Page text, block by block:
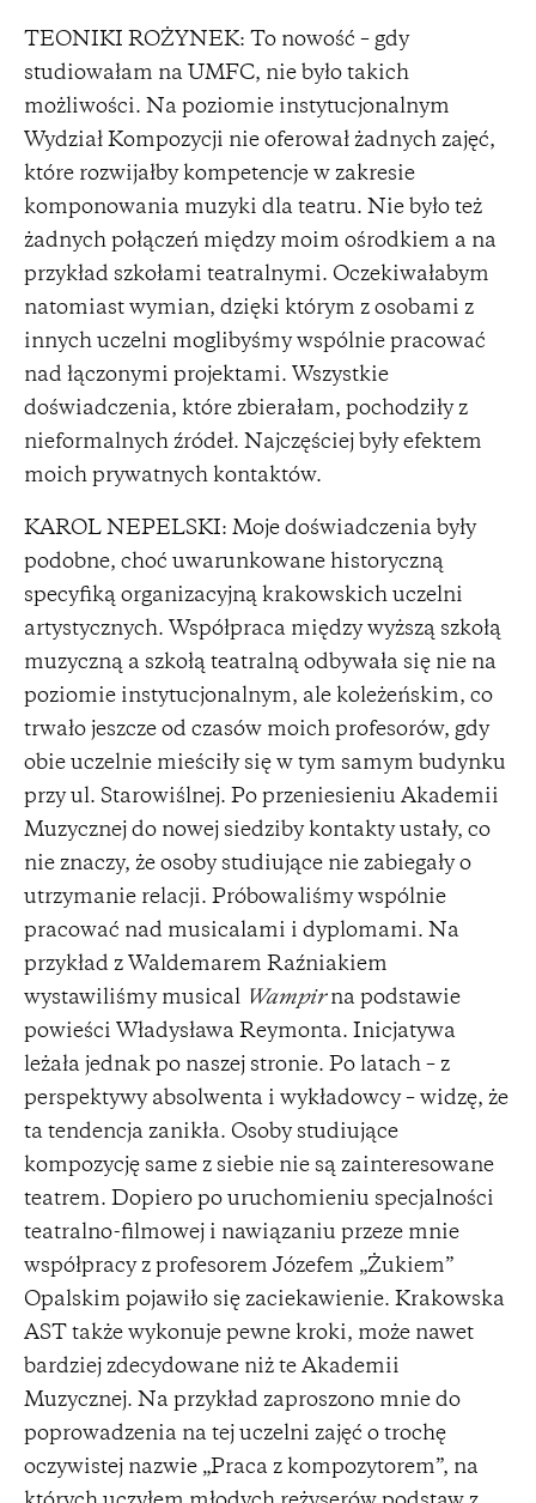
TEONIKI ROŻYNEK: To nowość – gdy
studiowałam na UMFC, nie było takich
możliwości. Na poziomie instytucjonalnym
Wydział Kompozycji nie oferował żadnych zajęć,
które rozwijałby kompetencje w zakresie
komponowania muzyki dla teatru. Nie było też
żadnych połączeń między moim ośrodkiem a na
przykład szkołami teatralnymi. Oczekiwałabym
natomiast wymian, dzięki którym z osobami z
innych uczelni moglibyśmy wspólnie pracować
nad łączonymi projektami. Wszystkie
doświadczenia, które zbierałam, pochodziły z
nieformalnych źródeł. Najczęściej były efektem
moich prywatnych kontaktów.
KAROL NEPELSKI: Moje doświadczenia były
podobne, choć uwarunkowane historyczną
specyfiką organizacyjną krakowskich uczelni
artystycznych. Współpraca między wyższą szkołą
muzyczną a szkołą teatralną odbywała się nie na
poziomie instytucjonalnym, ale koleżeńskim, co
trwało jeszcze od czasów moich profesorów, gdy
obie uczelnie mieściły się w tym samym budynku
przy ul. Starowiślnej. Po przeniesieniu Akademii
Muzycznej do nowej siedziby kontakty ustały, co
nie znaczy, że osoby studiujące nie zabiegały o
utrzymanie relacji. Próbowaliśmy wspólnie
pracować nad musicalami i dyplomami. Na
przykład z Waldemarem Raźniakiem
wystawiliśmy musical Wampirna podstawie
powieści Władysława Reymonta. Inicjatywa
leżała jednak po naszej stronie. Po latach – z
perspektywy absolwenta i wykładowcy – widzę, że
ta tendencja zanikła. Osoby studiujące
kompozycję same z siebie nie są zainteresowane
teatrem. Dopiero po uruchomieniu specjalności
teatralno-filmowej i nawiązaniu przeze mnie
współpracy z profesorem Józefem „Żukiem”
Opalskim pojawiło się zaciekawienie. Krakowska
AST także wykonuje pewne kroki, może nawet
bardziej zdecydowane niż te Akademii
Muzycznej. Na przykład zaproszono mnie do
poprowadzenia na tej uczelni zajęć o trochę
oczywistej nazwie „Praca z kompozytorem”, na